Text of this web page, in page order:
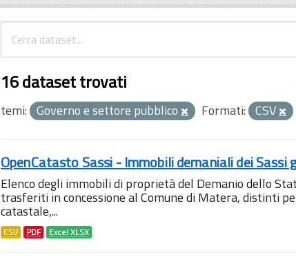
16 dataset trovati
temi: Governo e settore pubblico Formati: CSV
OpenCatasto Sassi - Immobili demaniali dei
Elenco degli immobili di proprietà del Demanio dello
trasferiti in concessione al Comune di Matera, distinti
catastale,...
CSV PDF Excel XLSX